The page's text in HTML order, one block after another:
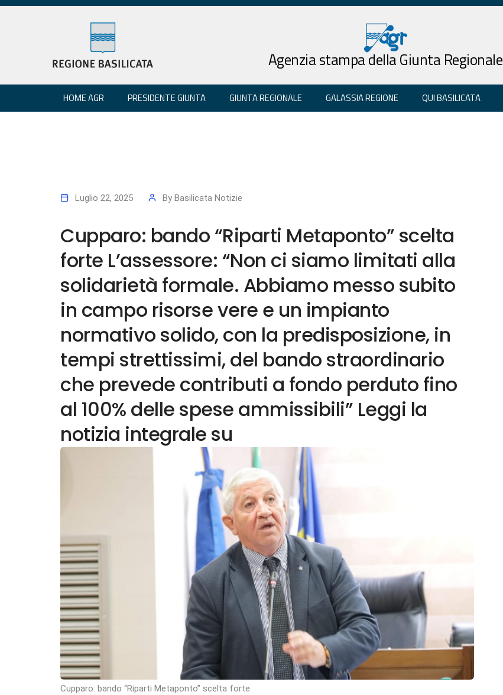
Agenzia stampa della Giunta Regionale
HOME AGR PRESIDENTE GIUNTA GIUNTA REGIONALE GALASSIA REGIONE QUI BASILICATA
Luglio 22, 2025 By Basilicata Notizie
Cupparo: bando “Riparti Metaponto” scelta
forte L’assessore: “Non ci siamo limitati alla
solidarietà formale. Abbiamo messo subito
in campo risorse vere e un impianto
normativo solido, con la predisposizione, in
tempi strettissimi, del bando straordinario
che prevede contributi a fondo perduto fino
al 100% delle spese ammissibili” Leggi la
notizia integrale su
Cupparo: bando “Riparti Metaponto” scelta forte